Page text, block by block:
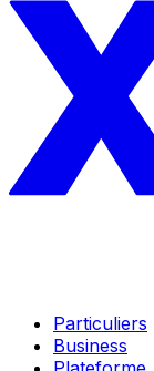
Particuliers
Business